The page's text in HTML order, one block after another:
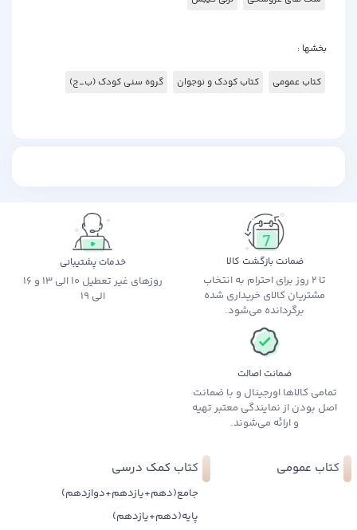
بخشها :
کتاب عمومی کتاب کودک و نوجوان گروه سنی کودک (ب_ج)
ضمانت بازگشت کالا
تا 2 روز برای احترام به انتخاب
مشتریان کالای خریداری شده
برگردانده می‌شود.
خدمات پشتیبانی
روزهای غیر تعطیل 10 الی 13 و 16
الی 19
ضمانت اصالت
تمامی کالاها اورجینال و با ضمانت
اصل بودن از نمایندگی معتبر تهیه
و ارائه می‌شوند.
کتاب عمومی کتاب کمک درسی
جامع(دهم+یازدهم+دوازدهم)
پایه(دهم+یازدهم)